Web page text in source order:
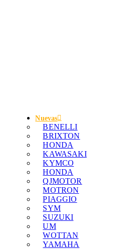
Nuevas
BENELLI
BRIXTON
HONDA
KAWASAKI
KYMCO
HONDA
QJMOTOR
MOTRON
PIAGGIO
SYM
SUZUKI
UM
WOTTAN
YAMAHA